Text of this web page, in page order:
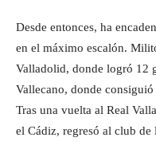
Desde entonces, ha
en el máximo escalón.
Valladolid, donde logró 12
Vallecano, donde
Tras una vuelta al Real
el Cádiz, regresó al club de